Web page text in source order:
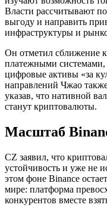
Власти рассчитывают
выгоду и направить
инфраструктуры и
Он отметил сближение
платежными системами,
цифровые активы «за
направлений Чжао
указав, что нативной
станут криптовалюты.
Масштаб
CZ заявил, что
устойчивость и уже не
этом фоне Binance
мире: платформа
конкурентов вместе